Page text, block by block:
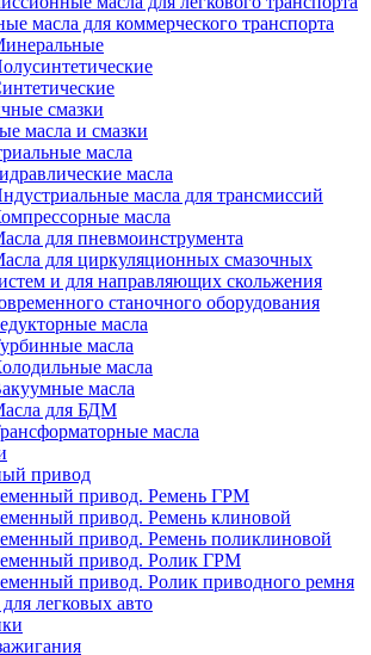
масла для коммерческого транспорта
смазки
масла и смазки
масла
масла
масла для трансмиссий
масла
для пневмоинструмента
для циркуляционных смазочных
и для направляющих скольжения
станочного оборудования
масла
масла
масла
масла
для БДМ
масла
привод
привод. Ремень ГРМ
привод. Ремень клиновой
привод. Ремень поликлиновой
привод. Ролик ГРМ
привод. Ролик приводного ремня
легковых авто